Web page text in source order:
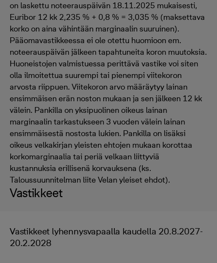
on laskettu noteerauspäivän 18.11.2025 mukaisesti,
Euribor 12 kk 2,235 % + 0,8 % = 3,035 % (maksettava
korko on aina vähintään marginaalin suuruinen).
Pääomavastikkeessa ei ole otettu huomioon em.
noteerauspäivän jälkeen tapahtuneita koron muutoksia.
Huoneistojen valmistuessa perittävä vastike voi siten
olla ilmoitettua suurempi tai pienempi viitekoron
arvosta riippuen. Viitekoron arvo määräytyy lainan
ensimmäisen erän noston mukaan ja sen jälkeen 12 kk
välein. Pankilla on yksipuolinen oikeus lainan
marginaalin tarkastukseen 3 vuoden välein lainan
ensimmäisestä nostosta lukien. Pankilla on lisäksi
oikeus velkakirjan yleisten ehtojen mukaan korottaa
korkomarginaalia tai periä velkaan liittyviä
kustannuksia erillisenä korvauksena (ks.
Taloussuunnitelman liite Velan yleiset ehdot).
Vastikkeet
Vastikkeet lyhennysvapaalla kaudella 20.8.2027-
20.2.2028